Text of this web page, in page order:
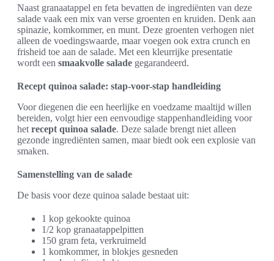
Naast granaatappel en feta bevatten de ingrediënten van deze
salade vaak een mix van verse groenten en kruiden. Denk aan
spinazie, komkommer, en munt. Deze groenten verhogen niet
alleen de voedingswaarde, maar voegen ook extra crunch en
frisheid toe aan de salade. Met een kleurrijke presentatie
wordt een smaakvolle salade gegarandeerd.
Recept quinoa salade: stap-voor-stap handleiding
Voor diegenen die een heerlijke en voedzame maaltijd willen
bereiden, volgt hier een eenvoudige stappenhandleiding voor
het recept quinoa salade. Deze salade brengt niet alleen
gezonde ingrediënten samen, maar biedt ook een explosie van
smaken.
Samenstelling van de salade
De basis voor deze quinoa salade bestaat uit:
1 kop gekookte quinoa
1/2 kop granaatappelpitten
150 gram feta, verkruimeld
1 komkommer, in blokjes gesneden